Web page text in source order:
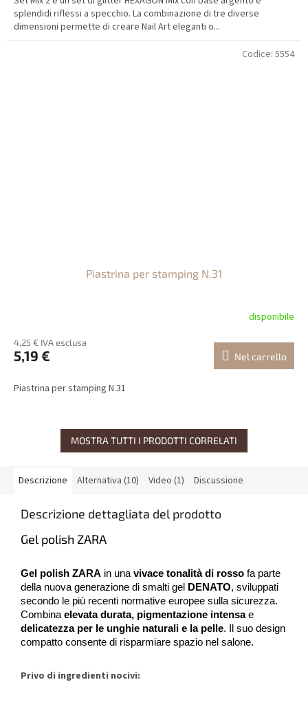
splendidi riflessi a specchio. La combinazione di tre diverse
dimensioni permette di creare Nail Art eleganti o...
Piastrina per stamping N.31
disponibile
4,25 € IVA esclusa
5,19 € Nel carrello
Piastrina per stamping N.31
Codice: 5554
MOSTRA TUTTI I PRODOTTI CORRELATI
Descrizione Alternativa (10) Video (1) Discussione
Descrizione dettagliata del prodotto
Gel polish ZARA
Gel polish ZARA in una vivace tonalità di rosso fa parte
della nuova generazione di smalti gel
DENATO, sviluppati
secondo le più recenti normative europee sulla sicurezza.
Combina elevata durata, pigmentazione intensae
delicatezza per le unghie naturali e la pelle. Il suo design
compatto consente di risparmiare spazio nel salone.
Privo di ingredienti nocivi: